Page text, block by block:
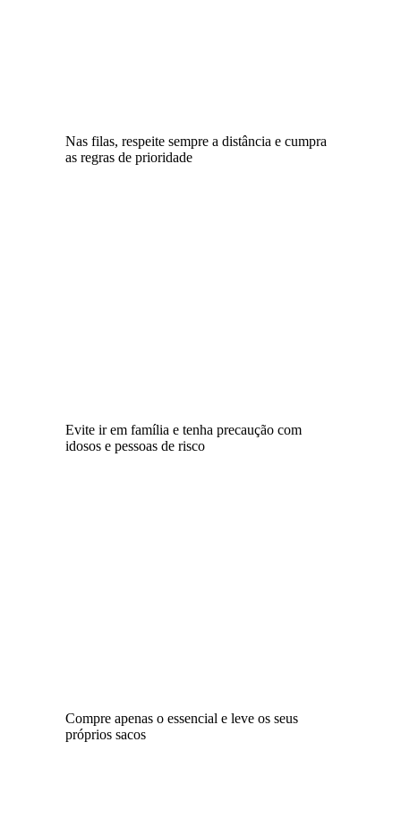
Nas filas, respeite sempre a distância e cumpra
as regras de prioridade
Evite ir em família e tenha precaução com
idosos e pessoas de risco
Compre apenas o essencial e leve os seus
próprios sacos